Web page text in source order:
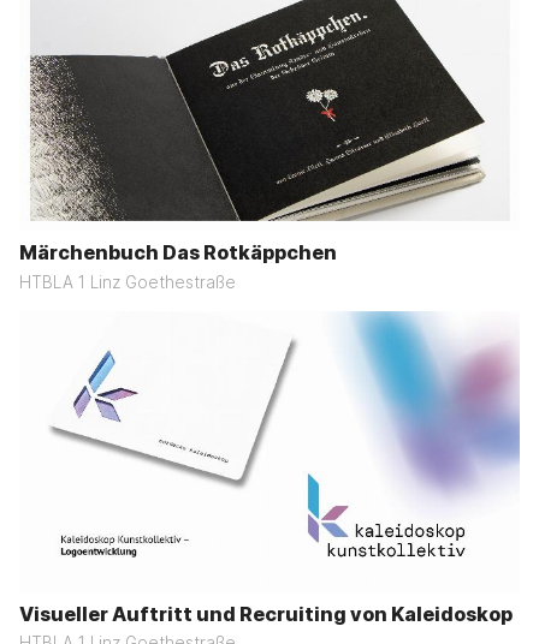
Märchenbuch Das Rotkäppchen
HTBLA 1 Linz Goethestraße
Visueller Auftritt und Recruiting von Kaleidoskop